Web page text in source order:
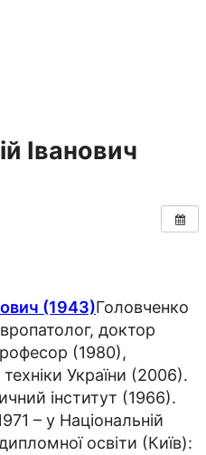
Іванович
Головченко
доктор
(1980),
України (2006).
інститут (1966).
– у Національній
освіти (Київ):